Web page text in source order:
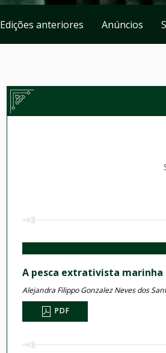
Edições anteriores Anúncios
A pesca extrativista marinha
Alejandra Filippo Gonzalez Neves dos
PDF